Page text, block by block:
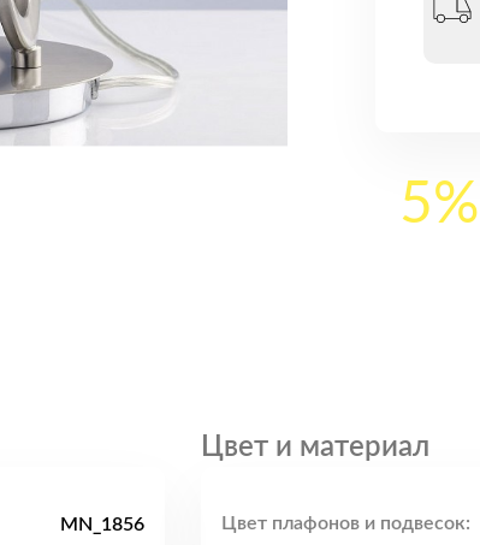
5%
MN_1856
Цвет и материал
Цвет плафонов и подвесок: